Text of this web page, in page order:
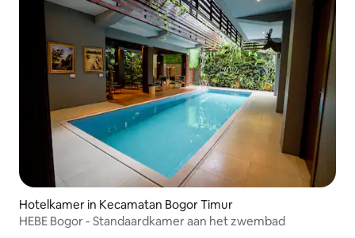
Hotelkamer in Kecamatan Bogor Timur
HEBE Bogor - Standaardkamer aan het zwembad